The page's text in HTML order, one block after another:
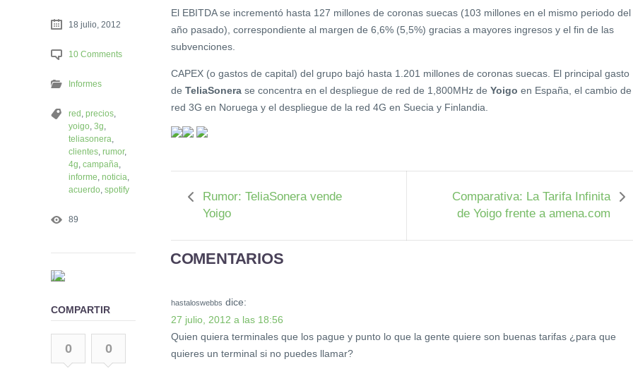
El EBITDA se incrementó hasta 127 millones de coronas suecas (103 millones en el mismo periodo del
año pasado), correspondiente al margen de 6,6% (5,5%) gracias a mayores ingresos y el fin de las
subvenciones.
CAPEX (o gastos de capital) del grupo bajó hasta 1.201 millones de coronas suecas. El principal gasto
de TeliaSonera se concentra en el despliegue de red de 1,800MHz de Yoigo en España, el cambio
red 3G en Noruega y el despliegue de la red 4G en Suecia y Finlandia.
Rumor: TeliaSonera vende
Yoigo
Comparativa: La Tarifa Infinita
de Yoigo frente a amena.com
COMENTARIOS
hastaloswebbs dice:
27 julio, 2012 a las 18:56
Quien quiera terminales que los pague y punto lo que la gente quiere son buenas tarifas ¿para que
quieres un terminal si no puedes llamar?
18 julio, 2012
10 Comments
Informes
red precios
yoigo 3g
teliasonera
clientes rumor,
4g campaña
informe noticia
acuerdo spotify
89
COMPARTIR
0 0